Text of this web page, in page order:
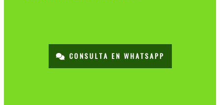
CONSULTA EN WHATSAPP